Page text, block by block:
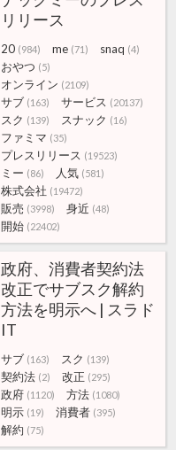
リリース
20 (984) me (71) snaq (4)
おやつ (5)
オンライン (2109)
サブ (163) サービス (20137)
スク (139) スナック (16)
ファミマ (35)
プレスリリース (19523)
ミー (86) 人気 (581)
株式会社 (19472)
販売 (3998) 身近 (48)
開始 (22402)
政府、消費者契約法
改正でサブスク解約
方法を明示へ | スラド
IT
サブ (163) スク (139)
契約法 (2) 改正 (295)
政府 (1120) 方法 (1080)
明示 (19) 消費者 (395)
解約 (75)